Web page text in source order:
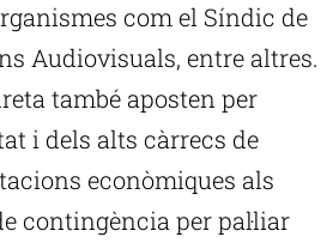
com el Síndic de
Audiovisuals, entre altres.
també aposten per
i dels alts càrrecs de
econòmiques als
contingència per pal·liar